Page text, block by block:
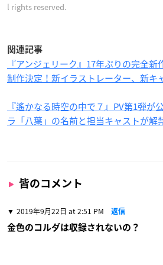
l rights reserved.
関連記事
『アンジェリーク』17年ぶりの完全
制作決定！新イラストレーター、新キ
『遙かなる時空の中で７』PV第1弾が
ラ「八葉」の名前と担当キャストが解
皆のコメント
2019年9月22日 at 2:51 PM 返信
金色のコルダは収録されないの？